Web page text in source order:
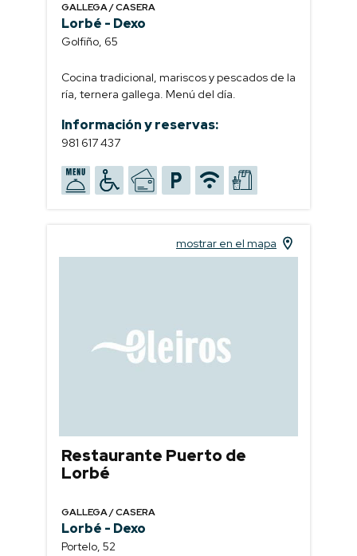
GALLEGA / CASERA
Lorbé - Dexo
Golfiño, 65
Cocina tradicional, mariscos y pescados de la
ría, ternera gallega. Menú del día.
Información y reservas:
981 617 437
Restaurante Puerto de
Lorbé
GALLEGA / CASERA
Lorbé - Dexo
Portelo, 52
mostrar en el mapa